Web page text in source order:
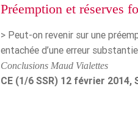
Préemption et réserves
> Peut-on revenir sur une
entachée d’une erreur
Conclusions Maud Vialettes
CE (1/6 SSR) 12 février